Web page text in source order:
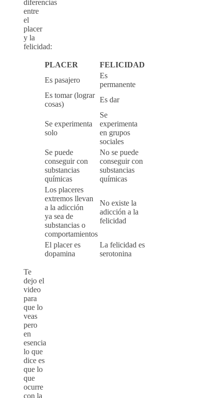
diferencias
entre
el
placer
y la
felicidad:
PLACER
FELICIDAD
Es pasajero
Es
permanente
Es tomar (lograr
cosas)
Es dar
Se experimenta
solo
Se
experimenta
en grupos
sociales
Se puede
conseguir con
substancias
químicas
No se puede
conseguir con
substancias
químicas
Los placeres
extremos llevan
a la adicción
ya sea de
substancias o
comportamientos
No existe la
adicción a la
felicidad
El placer es
dopamina
La felicidad es
serotonina
Te
dejo el
video
para
que lo
veas
pero
en
esencia
lo que
dice es
que lo
que
ocurre
con la